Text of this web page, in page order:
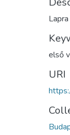
első
URI